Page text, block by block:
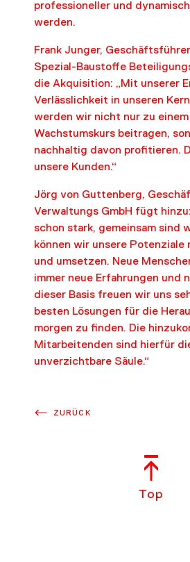
professioneller und
werden.
Frank Junger,
Spezial-Baustoffe
die Akquisition: „Mit unserer
Verlässlichkeit in unseren
werden wir nicht nur zu
Wachstumskurs beitragen,
nachhaltig davon profitieren.
unsere Kunden.“
Jörg von Guttenberg,
Verwaltungs GmbH fügt
schon stark, gemeinsam sind
können wir unsere
und umsetzen. Neue
immer neue Erfahrungen und
dieser Basis freuen wir uns
besten Lösungen für die
morgen zu finden. Die
Mitarbeitenden sind hierfür
unverzichtbare Säule.“
ZURÜCK
Top